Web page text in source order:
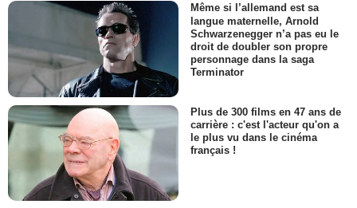
Même si l’allemand est sa
langue maternelle, Arnold
Schwarzenegger n’a pas eu le
droit de doubler son propre
personnage dans la saga
Terminator
Plus de 300 films en 47 ans de
carrière : c'est l'acteur qu'on a
le plus vu dans le cinéma
français !